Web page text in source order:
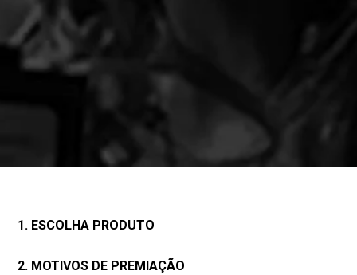
1. ESCOLHA PRODUTO
2. MOTIVOS DE PREMIAÇÃO